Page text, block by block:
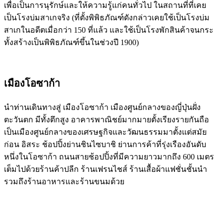
เพื่อเป็นการนุรักษ์และให้ความรู้แก่คนทั่วไป ในสถานที่ที่เคย
เป็นโรงบ่มสาเกจริง (ที่ตั้งพิพิธภัณฑ์ดังกล่าวเคยใช้เป็นโรงบ่ม
สาเกในอดีตเมื่อกว่า 150 ที่แล้ว และใช้เป็นโรงพักสินค้าจนกระ
ทั้งสร้างเป็นพิพิธภัณฑ์ขึ้นในช่วงปี 1900)
เมืองโอซาก้า
นำท่านเดินทางสู่ เมืองโอซาก้า เมืองศูนย์กลางของญี่ปุ่นฝั่ง
ตะวันตก มีทั้งตึกสูง อาคารพาณิชย์มากมายตั้งเรียงรายกันถือ
เป็นเมืองศูนย์กลางของเศรษฐกิจและวัฒนธรรมมาตั้งแต่สมัย
ก่อน อิสระ ช้อปปิ้งย่านชินไซบาชิ ย่านการค้าที่รุ่งเรืองอันดับ
หนึ่งในโอซาก้า ถนนสายช้อปปิ้งที่มีความยาวมากถึง 600 เมตร
เต็มไปด้วยร้านค้าปลีก ร้านเฟรนไชส์ ร้านเสื้อผ้าแฟชั่นชั้นนำ
รวมถึงร้านอาหารและร้านขนมด้วย